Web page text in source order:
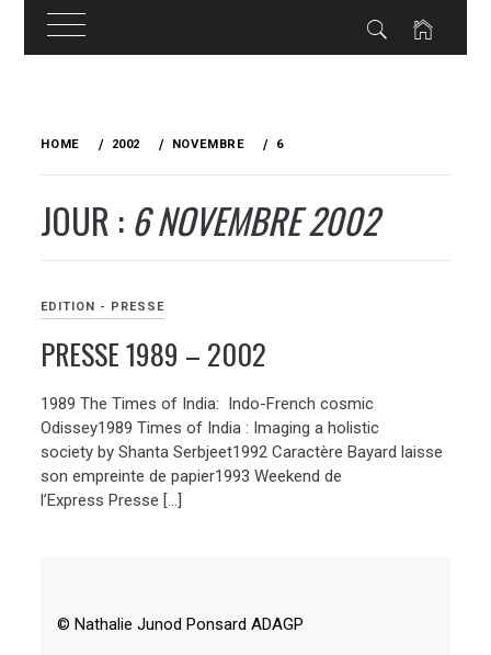
HOME 2002 NOVEMBRE 6
JOUR : 6 NOVEMBRE 2002
EDITION - PRESSE
PRESSE 1989 – 2002
1989 The Times of India: Indo-French cosmic
Odissey1989 Times of India : Imaging a holistic
society by Shanta Serbjeet1992 Caractère Bayard laisse
son empreinte de papier1993 Weekend de
l’Express Presse […]
© Nathalie Junod Ponsard ADAGP